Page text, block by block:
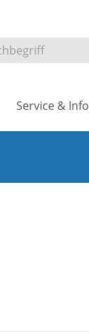
Service & Info